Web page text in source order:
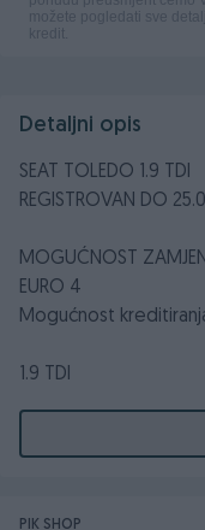
Detaljni opis
SEAT TOLEDO 1.9 TDI
REGISTROVAN DO
MOGUĆNOST
EURO 4
Mogućnost
1.9 TDI
Prešao 215.000 km
Centralno daljinsko
PIK SHOP